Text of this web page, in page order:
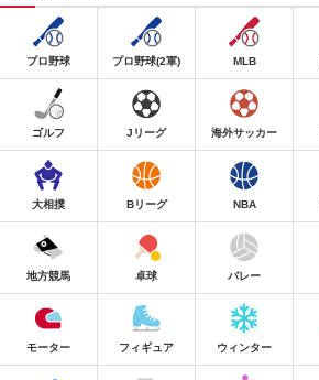
プロ野球 プロ野球(2軍) MLB
ゴルフ Jリーグ 海外サッカー
大相撲 Bリーグ NBA
地方競馬 卓球 バレー
モーター フィギュア ウィンター